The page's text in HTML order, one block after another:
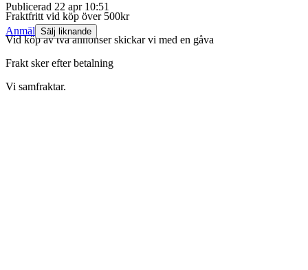
Fraktfritt vid köp över 500kr
Vid köp av två annonser skickar vi med en gåva
Frakt sker efter betalning
Vi samfraktar.
Publicerad 22 apr 10:51
Anmäl Sälj liknande